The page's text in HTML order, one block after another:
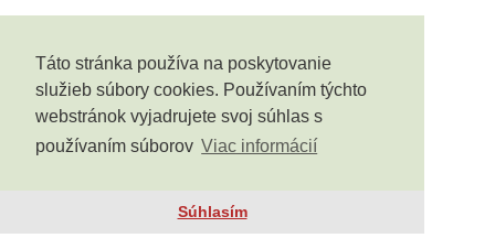
Táto stránka používa na poskytovanie
služieb súbory cookies. Používaním týchto
webstránok vyjadrujete svoj súhlas s
používaním súborov Viac informácií
Súhlasím